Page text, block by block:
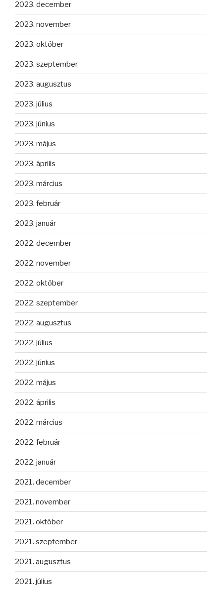
2023. december
2023. november
2023. október
2023. szeptember
2023. augusztus
2023. július
2023. június
2023. május
2023. április
2023. március
2023. február
2023. január
2022. december
2022. november
2022. október
2022. szeptember
2022. augusztus
2022. július
2022. június
2022. május
2022. április
2022. március
2022. február
2022. január
2021. december
2021. november
2021. október
2021. szeptember
2021. augusztus
2021. július